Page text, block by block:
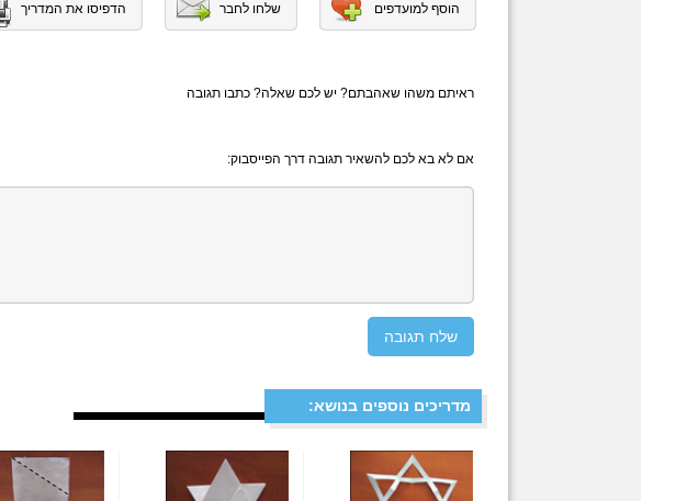
הוסף למועדפים שלחו לחבר הדפיסו את המדריך
ראיתם משהו שאהבתם? יש לכם שאלה? כתבו תגובה
אם לא בא לכם להשאיר תגובה דרך הפייסבוק:
מדריכים נוספים בנושא: